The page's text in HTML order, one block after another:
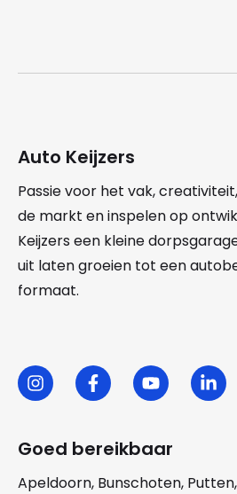
Auto Keijzers
Passie voor het vak,
de markt en inspelen op
Keijzers een kleine
uit laten groeien tot een
formaat.
Goed bereikbaar
Apeldoorn, Bunschoten, Putten,